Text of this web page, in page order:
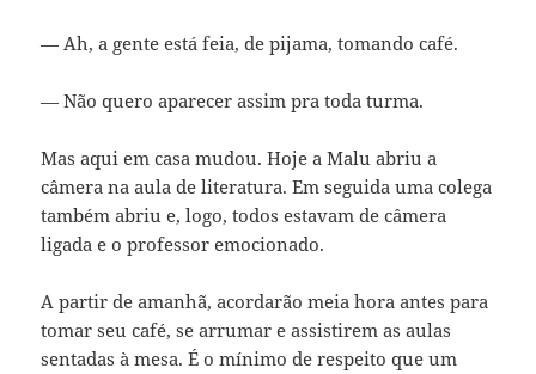
— Ah, a gente está feia, de pijama, tomando café.
— Não quero aparecer assim pra toda turma.
Mas aqui em casa mudou. Hoje a Malu abriu a
câmera na aula de literatura. Em seguida uma colega
também abriu e, logo, todos estavam de câmera
ligada e o professor emocionado.
A partir de amanhã, acordarão meia hora antes para
tomar seu café, se arrumar e assistirem as aulas
sentadas à mesa. É o mínimo de respeito que um